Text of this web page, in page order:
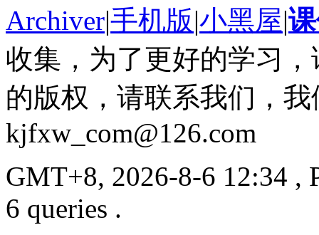
Archiver|手机版|小黑屋|
收集，为了更好的学习
的版权，请联系我们，
kjfxw_com@126.com
GMT+8, 2026-8-6 12:34 ,
6 queries .